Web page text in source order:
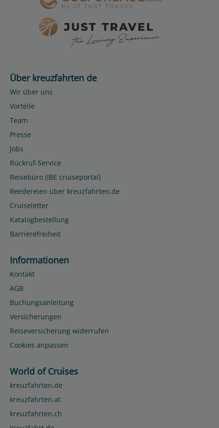
Über kreuzfahrten de
Wir über uns
Vorteile
Team
Presse
Jobs
Rückruf-Service
Reisebüro (IBE cruiseportal)
Reedereien über kreuzfahrten.de
Cruiseletter
Katalogbestellung
Barrierefreiheit
Informationen
Kontakt
AGB
Buchungsanleitung
Versicherungen
Reiseversicherung widerrufen
Cookies anpassen
World of Cruises
kreuzfahrten.de
kreuzfahrten.at
kreuzfahrten.ch